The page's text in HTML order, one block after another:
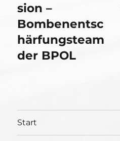
Beitrag:
sion –
Bombenentsc
härfungsteam
der BPOL
Start